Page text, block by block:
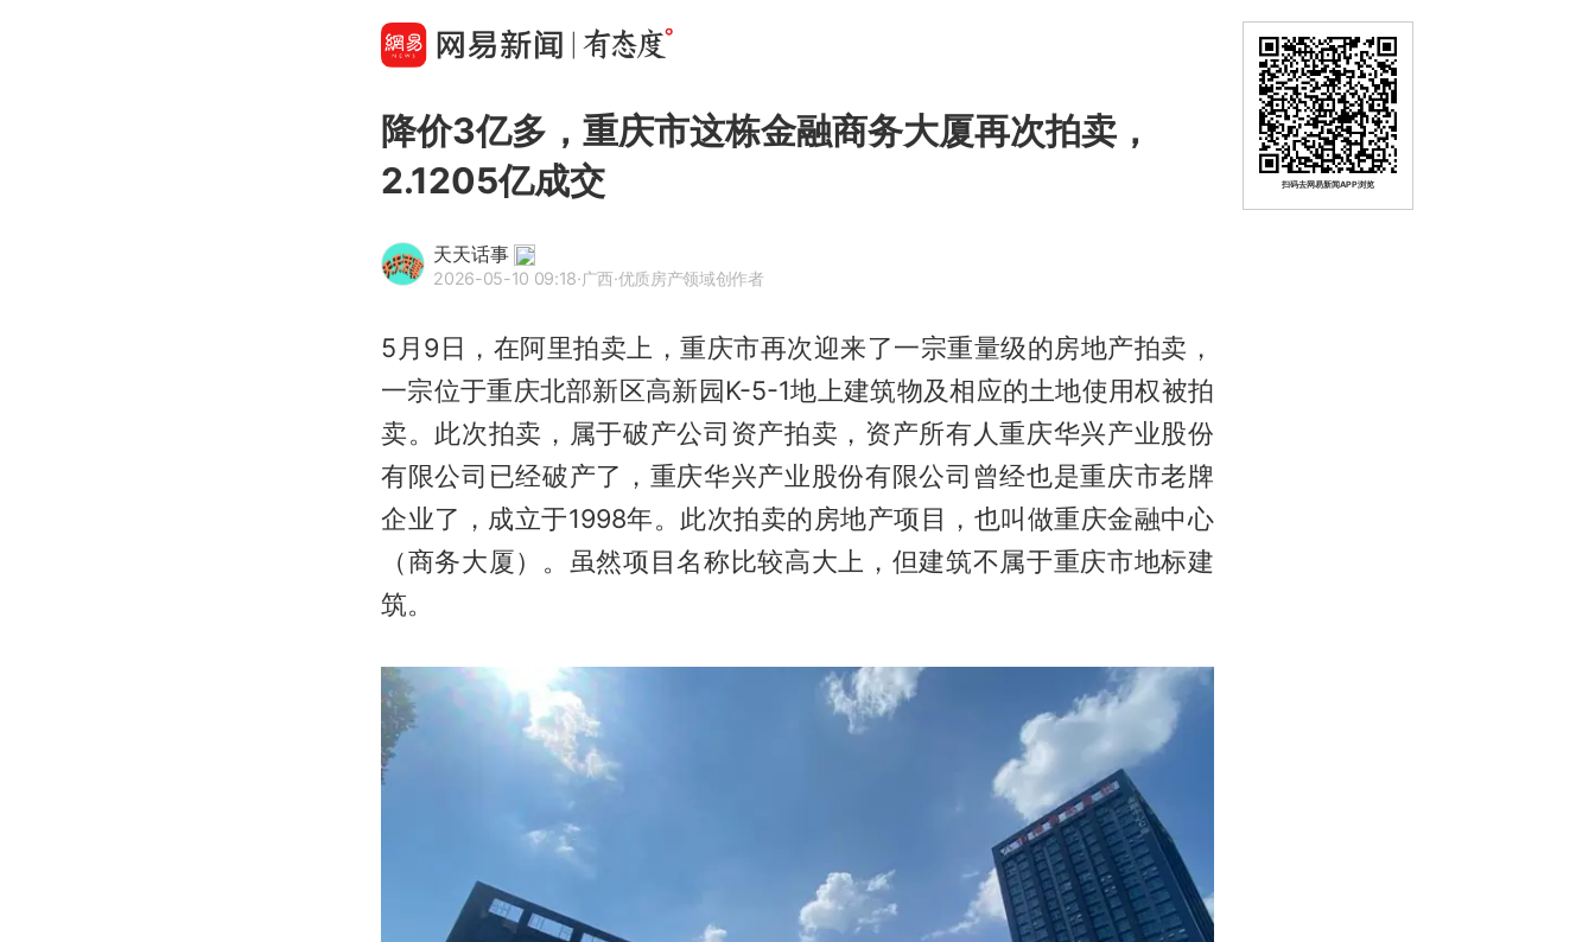
降价3亿多，重庆市这栋金融商务大厦再次拍卖，
2.1205亿成交
天天话事
2026-05-10 09:18·广西·优质房产领域创作者
5月9日，在阿里拍卖上，重庆市再次迎来了一宗重量级的房地产拍卖，
一宗位于重庆北部新区高新园K-5-1地上建筑物及相应的土地使用权被拍
卖。此次拍卖，属于破产公司资产拍卖，资产所有人重庆华兴产业股份
有限公司已经破产了，重庆华兴产业股份有限公司曾经也是重庆市老牌
企业了，成立于1998年。此次拍卖的房地产项目，也叫做重庆金融中心
（商务大厦）。虽然项目名称比较高大上，但建筑不属于重庆市地标建
筑。
扫码去网易新闻APP浏览